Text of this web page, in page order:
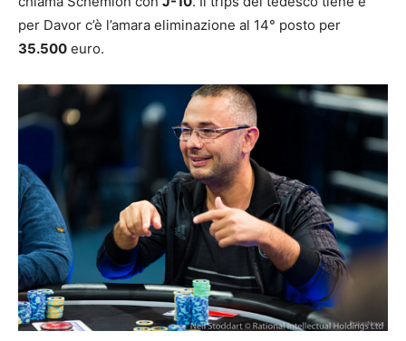
per Davor c’è l’amara eliminazione al 14° posto per
35.500 euro.